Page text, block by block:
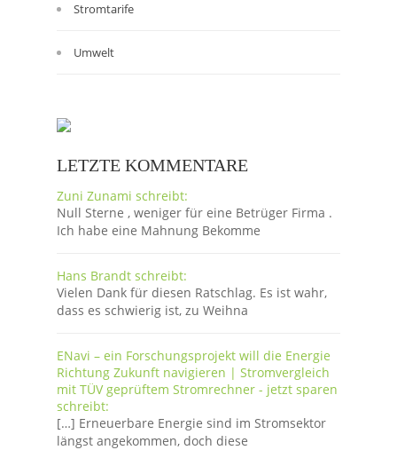
Stromtarife
Umwelt
LETZTE KOMMENTARE
Zuni Zunami schreibt:
Null Sterne , weniger für eine Betrüger Firma .
Ich habe eine Mahnung Bekomme
Hans Brandt schreibt:
Vielen Dank für diesen Ratschlag. Es ist wahr,
dass es schwierig ist, zu Weihna
ENavi – ein Forschungsprojekt will die Energie
Richtung Zukunft navigieren | Stromvergleich
mit TÜV geprüftem Stromrechner - jetzt sparen
schreibt:
[…] Erneuerbare Energie sind im Stromsektor
längst angekommen, doch diese